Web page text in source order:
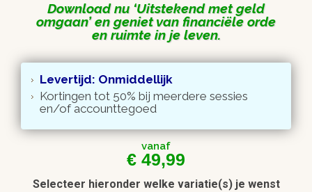
Download nu Uitstekend met geld
omgaan en geniet van financiële orde
en ruimte in je leven.
Levertijd: Onmiddellijk
Kortingen tot 50% bij meerdere sessies
en/of accounttegoed
vanaf
€ 49,99
Selecteer hieronder welke variatie(s) je wenst